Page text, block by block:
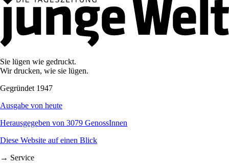
Sie lügen wie gedruckt.
Wir drucken, wie sie lügen.
Gegründet 1947
Ausgabe von heute
Herausgegeben von 3079 GenossInnen
Diese Website auf einen Blick
→ Service